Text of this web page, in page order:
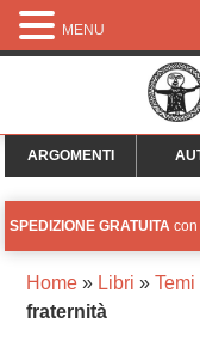
ARGOMENTI
SPEDIZIONE GRATUITA
Home» Libri » Temi
fraternità
MENU